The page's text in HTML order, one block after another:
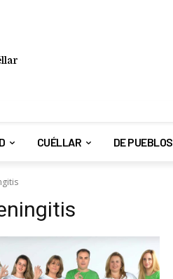
CUÉLLAR DE PUEBLOS